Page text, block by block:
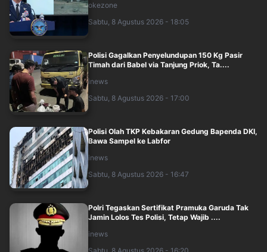
okezone
Sabtu, 8 Agustus 2026 - 18:05
Polisi Gagalkan Penyelundupan 150 Kg Pasir
Timah dari Babel via Tanjung Priok, Ta....
inews
Sabtu, 8 Agustus 2026 - 17:00
Polisi Olah TKP Kebakaran Gedung Bapenda DKI,
Bawa Sampel ke Labfor
inews
Sabtu, 8 Agustus 2026 - 16:47
Polri Tegaskan Sertifikat Pramuka Garuda Tak
Jamin Lolos Tes Polisi, Tetap Wajib ....
inews